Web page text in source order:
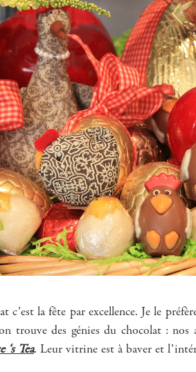
la fête par excellence. Je le
trouve des génies du chocolat : nos
‘s Tea. Leur vitrine est à baver et